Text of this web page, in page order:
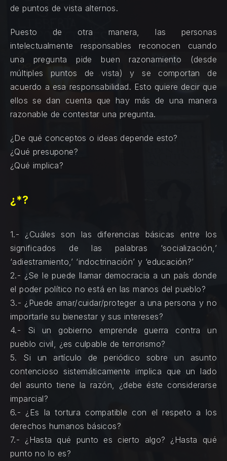
de puntos de vista alternos.
Puesto de otra manera, las personas
intelectualmente responsables reconocen cuando
una pregunta pide buen razonamiento (desde
múltiples puntos de vista) y se comportan de
acuerdo a esa responsabilidad. Esto quiere decir que
ellos se dan cuenta que hay más de una manera
razonable de contestar una pregunta.
¿De qué conceptos o ideas depende esto?
¿Qué presupone?
¿Qué implica?
¿*?
1.- ¿Cuáles son las diferencias básicas entre los
significados de las palabras ‘socialización,’
‘adiestramiento,’ ‘indoctrinación’ y ‘educación?’
2.- ¿Se le puede llamar democracia a un país donde
el poder político no está en las manos del pueblo?
3.- ¿Puede amar/cuidar/proteger a una persona y no
importarle su bienestar y sus intereses?
4.- Si un gobierno emprende guerra contra un
pueblo civil, ¿es culpable de terrorismo?
5. Si un artículo de periódico sobre un asunto
contencioso sistemáticamente implica que un lado
del asunto tiene la razón, ¿debe éste considerarse
imparcial?
6.- ¿Es la tortura compatible con el respeto a los
derechos humanos básicos?
7.- ¿Hasta qué punto es cierto algo? ¿Hasta qué
punto no lo es?